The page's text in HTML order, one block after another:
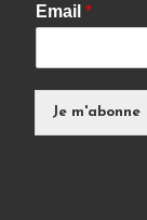
Email *
Je m'abonne